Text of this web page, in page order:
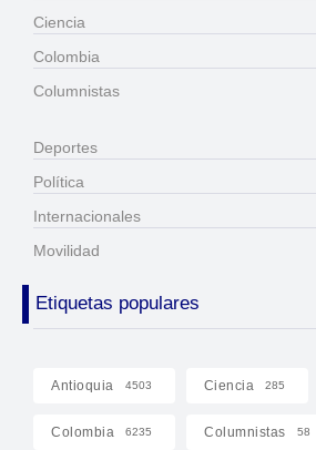
Ciencia
Colombia
Columnistas
Deportes
Política
Internacionales
Movilidad
Etiquetas populares
Antioquia 4503 Ciencia 285
Colombia 6235 Columnistas 58